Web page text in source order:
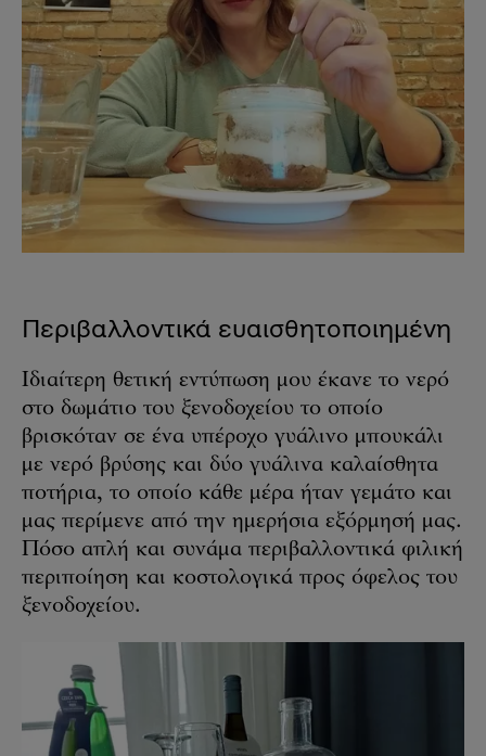
Περιβαλλοντικά ευαισθητοποιημένη
Ιδιαίτερη θετική εντύπωση μου έκανε το νερό
στο δωμάτιο του ξενοδοχείου το οποίο
βρισκόταν σε ένα υπέροχο γυάλινο μπουκάλι
με νερό βρύσης και δύο γυάλινα καλαίσθητα
ποτήρια, το οποίο κάθε μέρα ήταν γεμάτο και
μας περίμενε από την ημερήσια εξόρμησή μας.
Πόσο απλή και συνάμα περιβαλλοντικά φιλική
περιποίηση και κοστολογικά προς όφελος του
ξενοδοχείου.